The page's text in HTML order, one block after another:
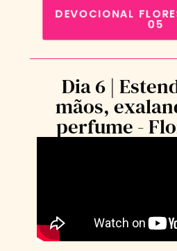
DEVOCIONAL
05
Dia 6 |
mãos,
perfume -